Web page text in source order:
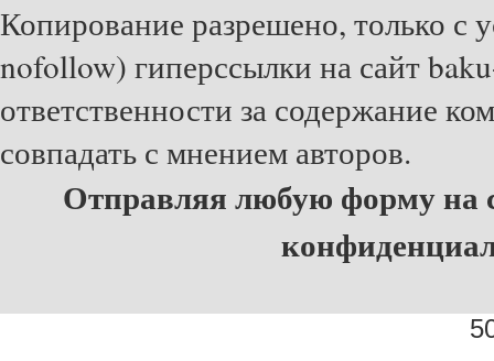
Копирование разрешено, только с
nofollow) гиперссылки на сайт
ответственности за содержание
совпадать с мнением авторов.
Отправляя любую форму на